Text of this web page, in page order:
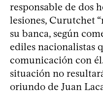
responsable de dos
lesiones, Curutchet
su banca, según
ediles nacionalistas
comunicación con
situación no
oriundo de Juan